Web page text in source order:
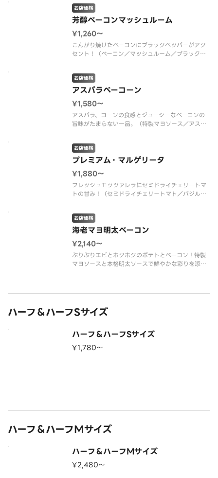
芳醇ベーコンマッシュルーム
お店価格
¥1,260〜
こんがり焼けたベーコンにブラックペッパーがアク
セント！（ベーコン／マッシュルーム／ブラックペ
アスパラベーコーン
お店価格
¥1,580〜
アスパラ、コーンの食感とジューシーなベーコンの
旨味がたまらない一品。（特製マヨソース／アスパ
プレミアム・マルゲリータ
お店価格
¥1,880〜
フレッシュモッツァレラにセミドライチェリートマ
トの甘み！（セミドライチェリートマト／バジルソ
ス）
海老マヨ明太ベーコン
お店価格
¥2,140〜
ぷりぷりエビとホクホクのポテトとベーコン！特製
マヨソースと本格明太ソースで鮮やかな彩りを添え
ハーフ＆ハーフSサイズ
ハーフ＆ハーフSサイズ
¥1,780〜
ハーフ＆ハーフMサイズ
ハーフ＆ハーフMサイズ
¥2,480〜